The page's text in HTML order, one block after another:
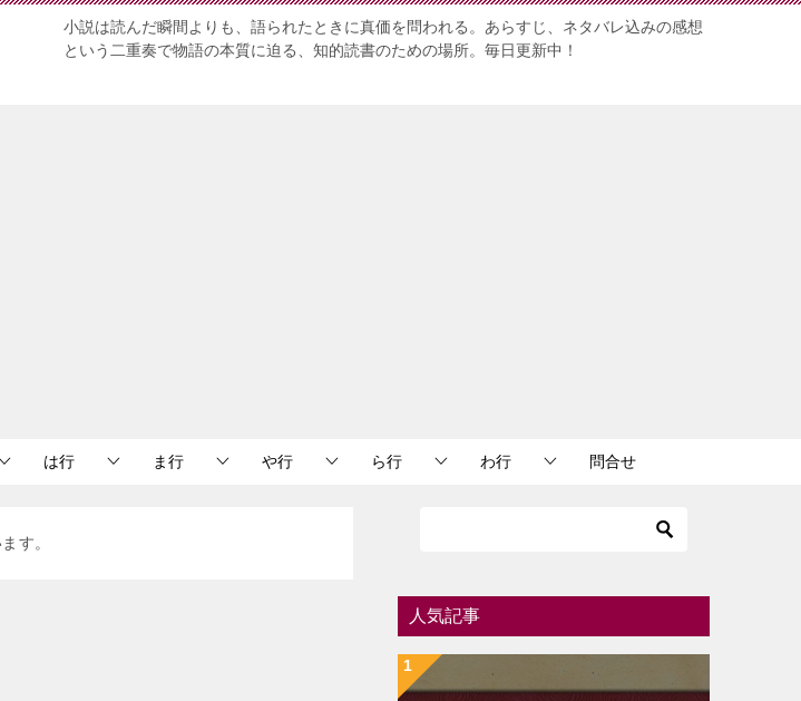
小説は読んだ瞬間よりも、語られたときに真価を問われる。あらすじ、ネタバレ込みの感想
という二重奏で物語の本質に迫る、知的読書のための場所。毎日更新中！
は行 ま行 や行 ら行 わ行 問合せ
す。
人気記事